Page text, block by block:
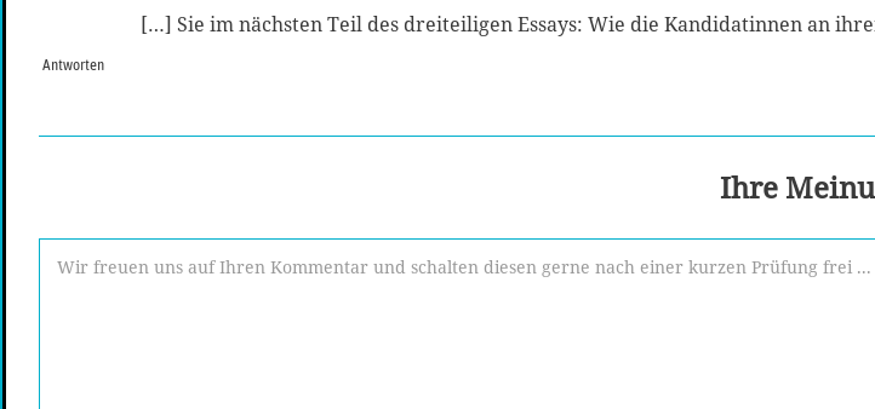
[…] Sie im nächsten Teil des dreiteiligen Essays: Wie die Kandidatinnen an
Antworten
Ihre